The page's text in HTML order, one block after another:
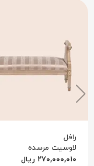
رافل
لاوسیت مرسده
۲۷۰,۰۰۰,۰۱۰ ریال